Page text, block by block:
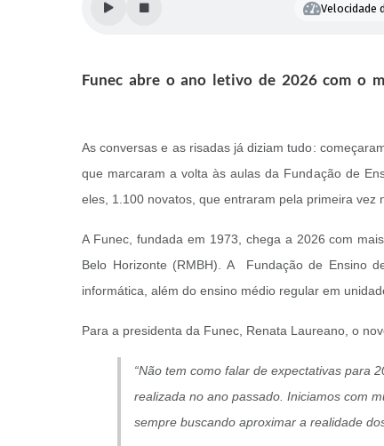
Velocidade
Funec abre o ano letivo de 2026 com o
As conversas e as risadas já diziam tudo:
que marcaram a volta às aulas da Fundação de
eles, 1.100 novatos, que entraram pela primeira vez
A Funec, fundada em 1973, chega a 2026 com
Belo Horizonte (RMBH). A Fundação de Ensino
informática, além do ensino médio regular em
Para a presidenta da Funec, Renata Laureano, o
“Não tem como falar de expectativas para
realizada no ano passado. Iniciamos com
sempre buscando aproximar a realidade